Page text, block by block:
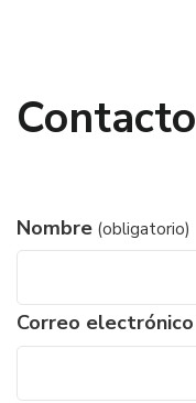
Contacto
Nombre (obligatorio)
Correo electrónico